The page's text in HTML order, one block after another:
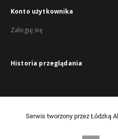
Konto użytkownika
Zaloguj się
Historia przeglądania
Serwis tworzony przez Łódzką